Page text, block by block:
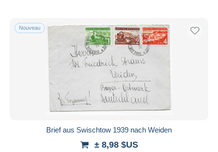
Nouveau
Brief aus Swischtow 1939 nach Weiden
± 8,98 $US